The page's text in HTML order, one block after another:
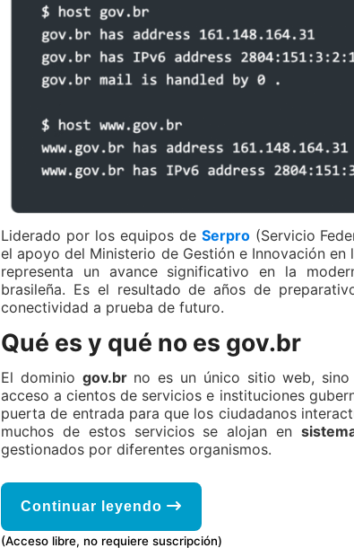
Liderado por los equipos de Serpro(Servicio
el apoyo del Ministerio de Gestión e Innovación en
representa un avance significativo en la
brasileña. Es el resultado de años de
conectividad a prueba de futuro.
Qué es y qué no es gov.br
El dominio gov.brno es un único sitio web, sino
acceso a cientos de servicios e instituciones
puerta de entrada para que los ciudadanos
muchos de estos servicios se alojan en
gestionados por diferentes organismos.
Continuar leyendo
(Acceso libre, no requiere suscripción)